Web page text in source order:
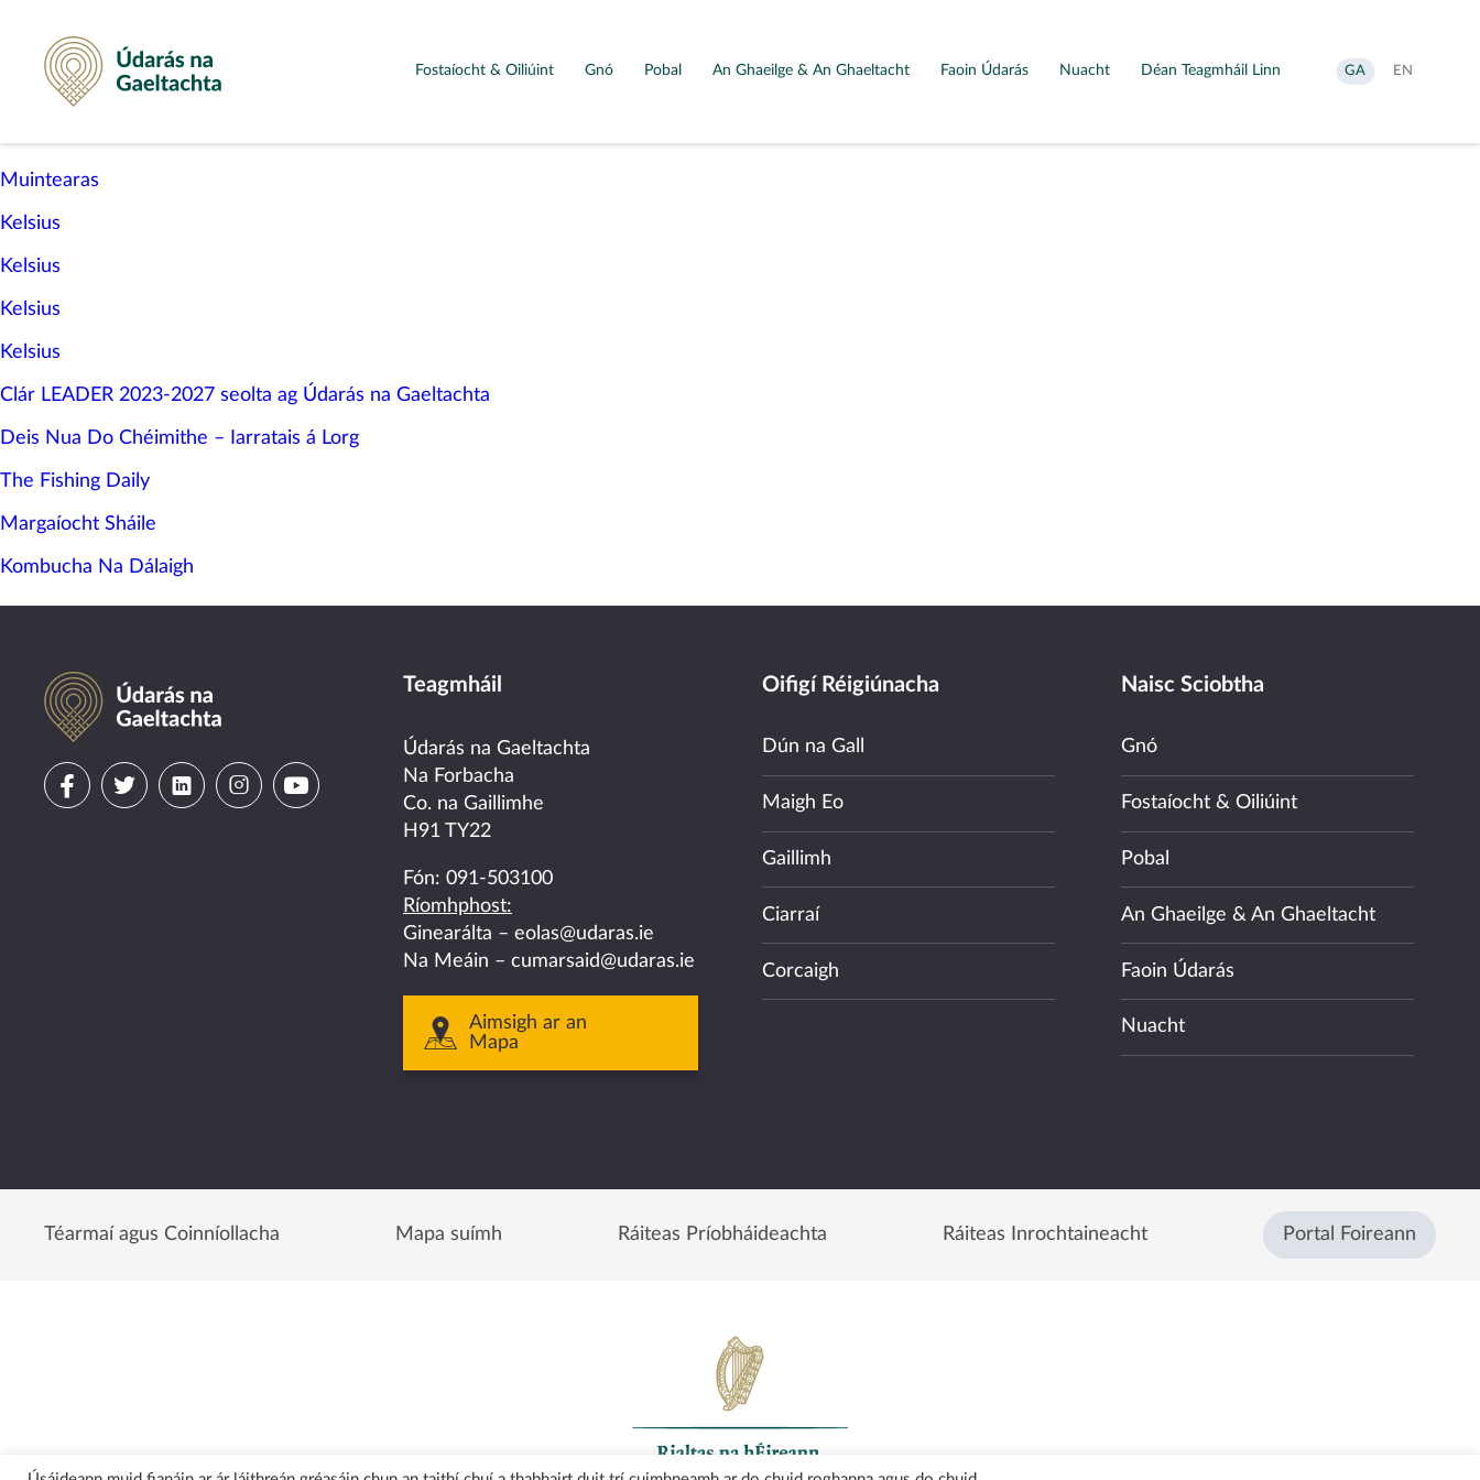
Údarás na Gaeltachta
Fostaíocht & Oiliúint Gnó Pobal An Ghaeilge & An Ghaeltacht Faoin Údarás Nuacht Déan Teagmháil Linn
Aistrigh
go
GA
Change
EN
Muintearas
Kelsius
Kelsius
Kelsius
Kelsius
Clár LEADER 2023-2027 seolta ag Údarás na Gaeltachta
Deis Nua Do Chéimithe – Iarratais á Lorg
The Fishing Daily
Margaíocht Sháile
Kombucha Na Dálaigh
Údarás na Gaeltachta
VisitVisitVisitVisit
instagram
Visit
youtube
Teagmháil
Údarás na Gaeltachta
Na Forbacha
Co. na Gaillimhe
H91 TY22
Fón: 091-503100
Ríomhphost:
Ginearálta – eolas@udaras.ie
Na Meáin – cumarsaid@udaras.ie
Aimsigh ar an
Mapa
Oifigí Réigiúnacha
Dún na Gall
Maigh Eo
Gaillimh
Ciarraí
Corcaigh
Naisc Sciobtha
Gnó
Fostaíocht & Oiliúint
Pobal
An Ghaeilge & An Ghaeltacht
Faoin Údarás
Nuacht
Téarmaí agus Coinníollacha Mapa suímh Ráiteas Príobháideachta Ráiteas Inrochtaineacht Portal Foireann